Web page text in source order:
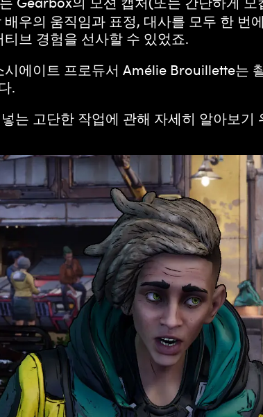
우의 움직임과 표정, 대사를 모두 한
브 경험을 선사할 수 있었죠.
에이트 프로듀서 Amélie Brouillette는
.
는 고단한 작업에 관해 자세히 알아보